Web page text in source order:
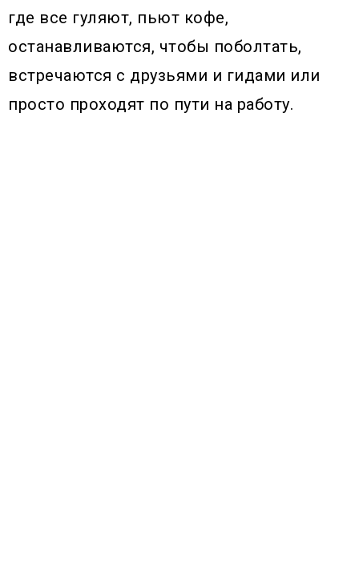
где все гуляют, пьют кофе,
останавливаются, чтобы поболтать,
встречаются с друзьями и гидами или
просто проходят по пути на работу.